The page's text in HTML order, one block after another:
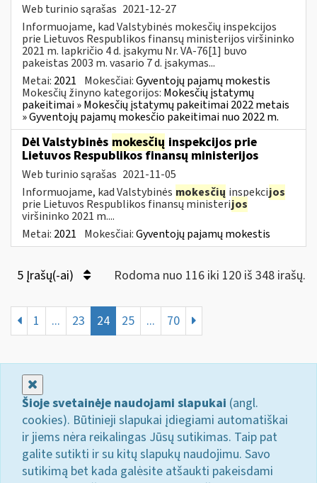
Web turinio sąrašas 2021-12-27
Informuojame, kad Valstybinės mokesčių inspekcijos
prie Lietuvos Respublikos finansų ministerijos viršininko
2021 m. lapkričio 4 d. įsakymu Nr. VA-76[1] buvo
pakeistas 2003 m. vasario 7 d. įsakymas...
Metai: 2021 Mokesčiai:Gyventojų pajamų mokestis
Mokesčių žinyno kategorijos: Mokesčių įstatymų
pakeitimai » Mokesčių įstatymų pakeitimai 2022 metais
» Gyventojų pajamų mokesčio pakeitimai nuo 2022 m.
Dėl Valstybinės mokesčių inspekcijos prie
Lietuvos Respublikos finansų ministerijos
Web turinio sąrašas 2021-11-05
Informuojame, kad Valstybinės mokesčių inspekcijos
prie Lietuvos Respublikos finansų ministerijos
viršininko 2021 m....
Metai: 2021 Mokesčiai:Gyventojų pajamų mokestis
5 Įrašų(-ai) Rodoma nuo 116 iki 120 iš 348 irašų.
1 ... 23 24 25 ... 70
Šioje svetainėje naudojami slapukai (angl.
cookies). Būtinieji slapukai įdiegiami automatiškai
ir jiems nėra reikalingas Jūsų sutikimas. Taip pat
galite sutikti ir su kitų slapukų naudojimu. Savo
sutikimą bet kada galėsite atšaukti pakeisdami